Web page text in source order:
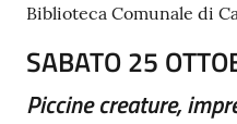
Biblioteca Comunale di
SABATO 25
Piccine creature,